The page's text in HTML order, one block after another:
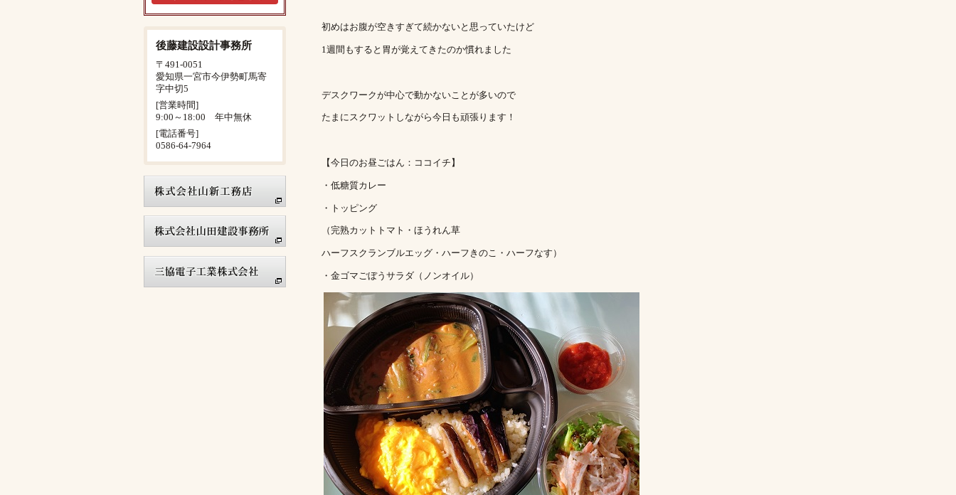
初めはお腹が空きすぎて続かないと思っていたけど
1週間もすると胃が覚えてきたのか慣れました
デスクワークが中心で動かないことが多いので
たまにスクワットしながら今日も頑張ります！
【今日のお昼ごはん：ココイチ】
・低糖質カレー
・トッピング
（完熟カットトマト・ほうれん草
ハーフスクランブルエッグ・ハーフきのこ・ハーフなす）
・金ゴマごぼうサラダ（ノンオイル）
後藤建設設計事務所
〒491-0051
愛知県一宮市今伊勢町馬寄
字中切5
[営業時間]
9:00～18:00 年中無休
[電話番号]
0586-64-7964